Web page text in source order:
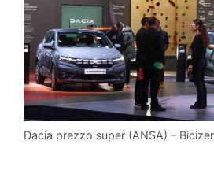
Dacia prezzo super (ANSA) –